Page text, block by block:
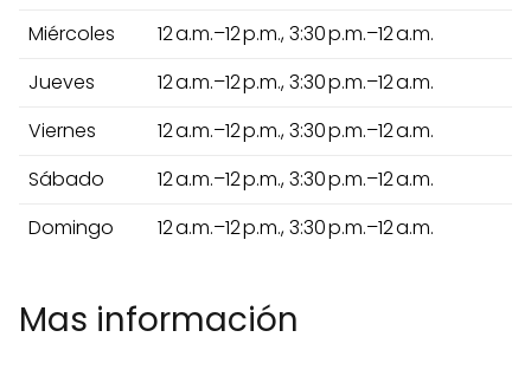
Miércoles
12 a.m.–12 p.m., 3:30 p.m.–12 a.m.
Jueves
12 a.m.–12 p.m., 3:30 p.m.–12 a.m.
Viernes
12 a.m.–12 p.m., 3:30 p.m.–12 a.m.
Sábado
12 a.m.–12 p.m., 3:30 p.m.–12 a.m.
Domingo
12 a.m.–12 p.m., 3:30 p.m.–12 a.m.
Mas información